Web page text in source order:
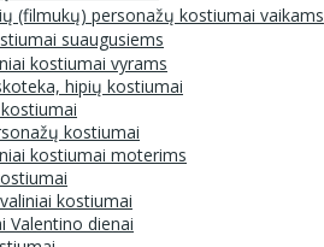
(filmukų) personažų kostiumai vaikams
suaugusiems
kostiumai vyrams
hipių kostiumai
kostiumai
kostiumai moterims
kostiumai
Valentino dienai